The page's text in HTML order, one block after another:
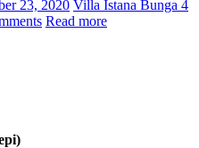
23, 2020 Villa Istana Bunga 4
Read more